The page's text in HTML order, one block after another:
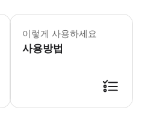
레올란디아 입장에 유효한 단일 가격
이렇게 사용하세요
사용방법